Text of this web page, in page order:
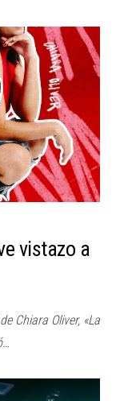
vistazo a
Chiara Oliver, «La